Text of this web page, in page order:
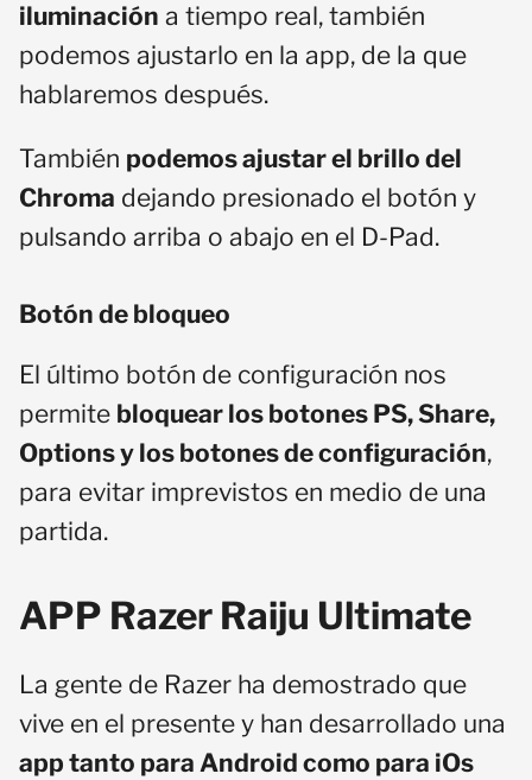
iluminación a tiempo real, también
podemos ajustarlo en la app, de la que
hablaremos después.
También podemos ajustar el brillo del
Chroma dejando presionado el botón y
pulsando arriba o abajo en el D-Pad.
Botón de bloqueo
El último botón de configuración nos
permite bloquear los botones PS, Share,
Options y los botones de configuración,
para evitar imprevistos en medio de una
partida.
APP Razer Raiju Ultimate
La gente de Razer ha demostrado que
vive en el presente y han desarrollado una
app tanto para Android como para iOs